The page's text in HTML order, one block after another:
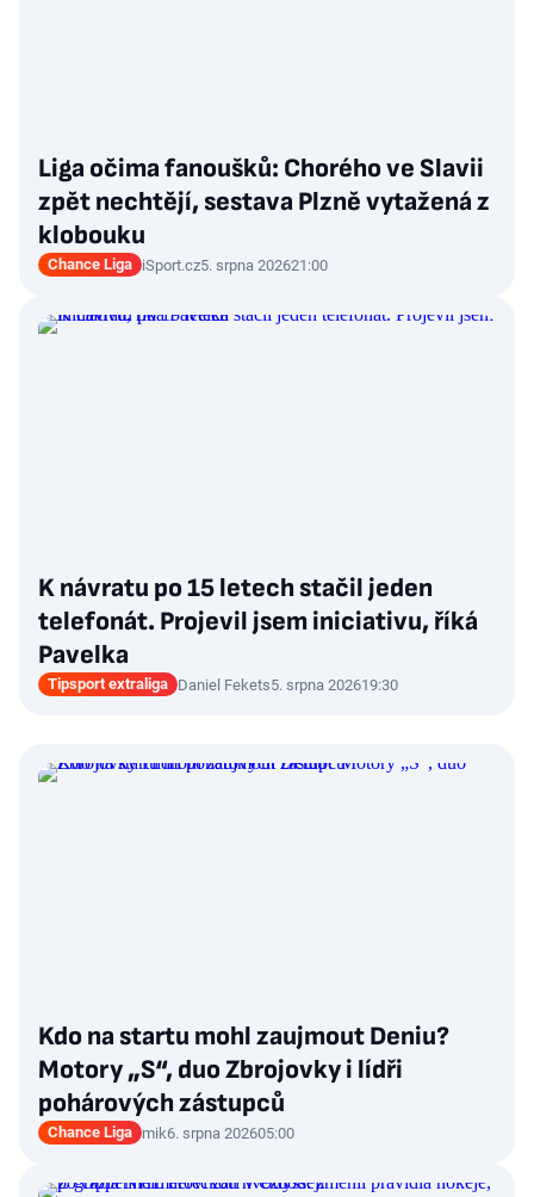
Liga očima fanoušků: Chorého ve Slavii
zpět nechtějí, sestava Plzně vytažená z
klobouku
Chance Liga iSport.cz5. srpna 202621:00
K návratu po 15 letech stačil jeden
telefonát. Projevil jsem iniciativu, říká
Pavelka
Tipsport extraliga Daniel Fekets5. srpna 202619:30
Kdo na startu mohl zaujmout Deniu?
Motory „S“, duo Zbrojovky i lídři
pohárových zástupců
Chance Liga mik6. srpna 202605:00